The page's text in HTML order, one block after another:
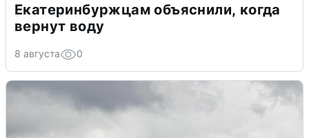
Екатеринбуржцам объяснили, когда
вернут воду
8 августа 0